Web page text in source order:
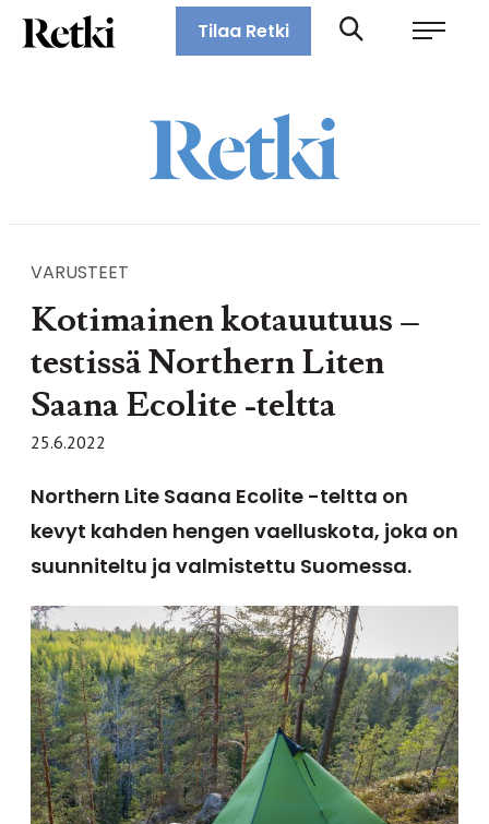
Siirry
suoraan
Retki-lehti
Tilaa Retki
VARUSTEET
Kotimainen kotauutuus –
testissä Northern Liten
Saana Ecolite -teltta
25.6.2022
Northern Lite Saana Ecolite -teltta on
kevyt kahden hengen vaelluskota, joka on
suunniteltu ja valmistettu Suomessa.